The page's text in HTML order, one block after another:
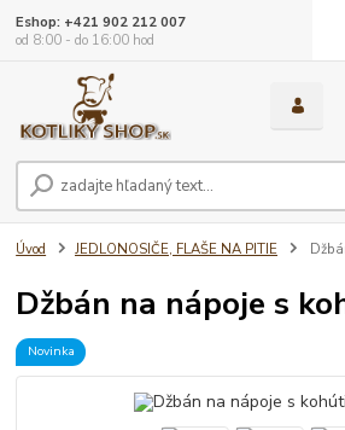
Eshop: +421 902 212 007
od 8:00 - do 16:00 hod
Úvod JEDLONOSIČE, FLAŠE NA PITIE
Džbán na nápoje s
Novinka